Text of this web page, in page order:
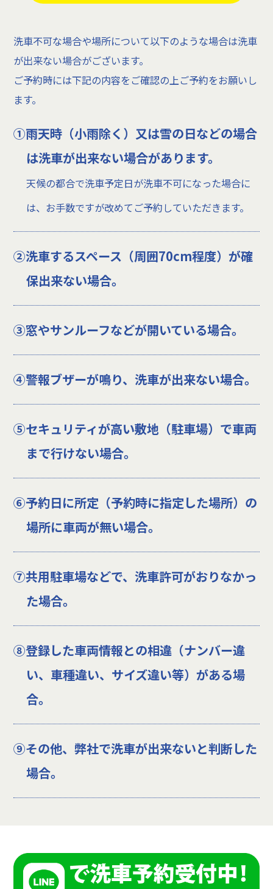
洗車不可な場合や場所について以下のような場合は洗車
が出来ない場合がございます。
ご予約時には下記の内容をご確認の上ご予約をお願いし
ます。
①雨天時（小雨除く）又は雪の日などの場合
は洗車が出来ない場合があります。
天候の都合で洗車予定日が洗車不可になった場合に
は、お手数ですが改めてご予約していただきます。
②洗車するスペース（周囲70cm程度）が確
保出来ない場合。
③窓やサンルーフなどが開いている場合。
④警報ブザーが鳴り、洗車が出来ない場合。
⑤セキュリティが高い敷地（駐車場）で車両
まで行けない場合。
⑥予約日に所定（予約時に指定した場所）の
場所に車両が無い場合。
⑦共用駐車場などで、洗車許可がおりなかっ
た場合。
⑧登録した車両情報との相違（ナンバー違
い、車種違い、サイズ違い等）がある場
合。
⑨その他、弊社で洗車が出来ないと判断した
場合。